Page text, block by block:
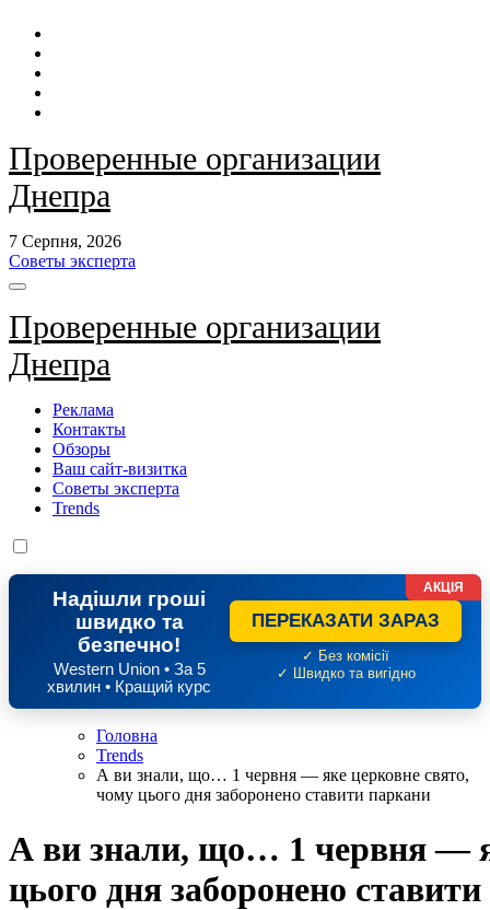
Перейти
контенту
Проверенные организации
Днепра
7 Серпня, 2026
Советы эксперта
Проверенные организации
Днепра
Реклама
Контакты
Обзоры
Ваш сайт-визитка
Советы эксперта
Trends
Надішли гроші
швидко та
безпечно!
Western Union • За 5
хвилин • Кращий курс
ПЕРЕКАЗАТИ ЗАРАЗ
✓ Без комісії
✓ Швидко та вигідно
АКЦІЯ
Головна
Trends
А ви знали, що… 1 червня — яке церковне свято,
чому цього дня заборонено ставити паркани
А ви знали, що… 1 червня —
цього дня заборонено